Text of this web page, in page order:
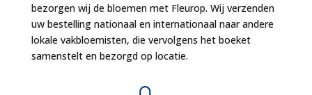
bezorgen wij de bloemen met Fleurop. Wij verzenden
uw bestelling nationaal en internationaal naar andere
lokale vakbloemisten, die vervolgens het boeket
samenstelt en bezorgd op locatie.